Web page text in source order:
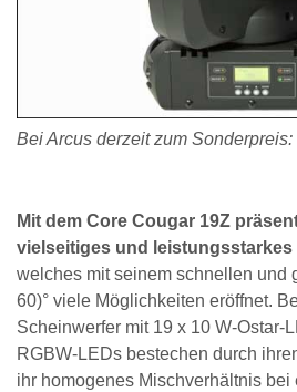
Bei Arcus derzeit zum Sonderpreis:
Mit dem Core Cougar 19Z
vielseitiges und leistungsstarkes
welches mit seinem schnellen und
60)° viele Möglichkeiten eröffnet.
Scheinwerfer mit 19 x 10 W-Ostar-
RGBW-LEDs bestechen durch
ihr homogenes Mischverhältnis